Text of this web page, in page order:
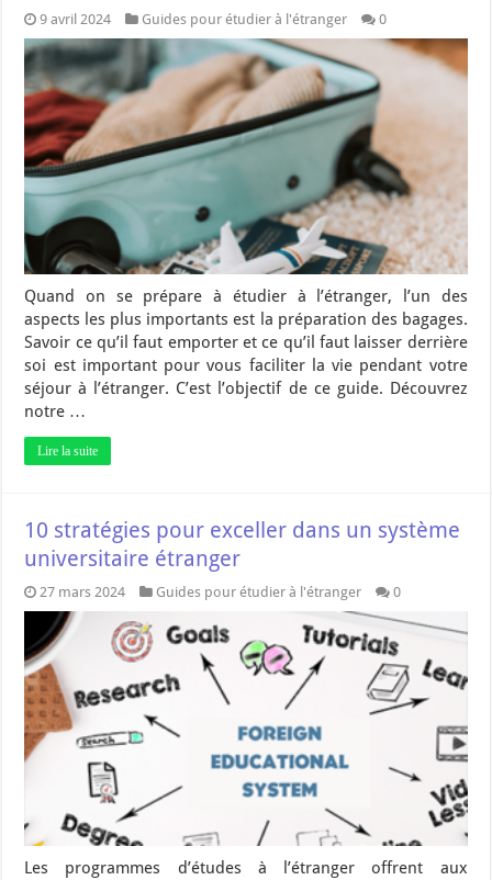
9 avril 2024 Guides pour étudier à l'étranger 0
Quand on se prépare à étudier à l’étranger, l’un des
aspects les plus importants est la préparation des bagages.
Savoir ce qu’il faut emporter et ce qu’il faut laisser derrière
soi est important pour vous faciliter la vie pendant votre
séjour à l’étranger. C’est l’objectif de ce guide. Découvrez
notre …
Lire la suite
10 stratégies pour exceller dans un système
universitaire étranger
27 mars 2024 Guides pour étudier à l'étranger 0
Les programmes d’études à l’étranger offrent aux